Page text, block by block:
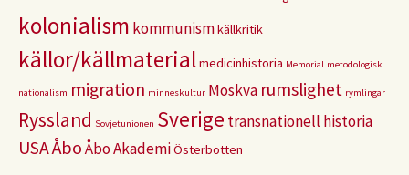
kolonialism kommunismkällkritik
källor/källmaterialmedicinhistoria Memorial metodologisk
nationalism migration minneskultur Moskva rumslighet rymlingar
Ryssland Sovjetunionen Sverige transnationell historia
USAÅboÅbo AkademiÖsterbotten